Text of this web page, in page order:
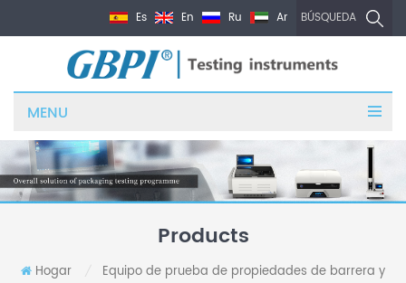
BÚSQUEDA
Es En Ru Ar
MENU
Products
Hogar
Equipo de prueba de propiedades de barrera y